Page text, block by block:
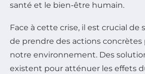
santé et le bien-être humain.
Face à cette crise, il est crucial de
de prendre des actions concrètes
notre environnement. Des
existent pour atténuer les effets